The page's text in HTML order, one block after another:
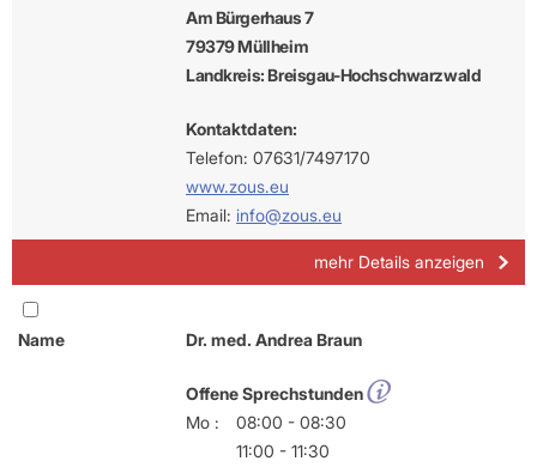
Am Bürgerhaus 7
79379 Müllheim
Landkreis: Breisgau-Hochschwarzwald
Kontaktdaten:
Telefon: 07631/7497170
www.zous.eu
Email: info@zous.eu
mehr Details anzeigen
Name Dr. med. Andrea Braun
Offene Sprechstunden
Mo :
08:00 - 08:30
11:00 - 11:30